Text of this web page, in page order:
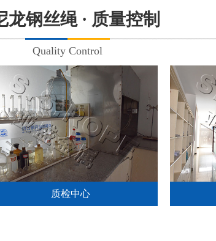
龙钢丝绳 · 质量控制
Quality Control
质检中心